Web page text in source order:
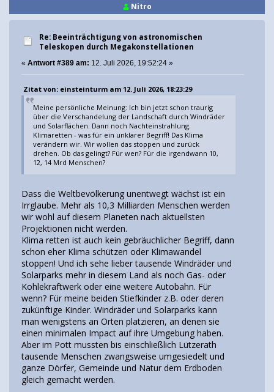
Nitro
Re: Beeinträchtigung von astronomischen
Teleskopen durch Megakonstellationen
« Antwort #389 am: 12. Juli 2026, 19:52:24 »
Zitat von: einsteinturm am 12. Juli 2026, 18:23:29
Meine persönliche Meinung: Ich bin jetzt schon traurig
über die Verschandelung der Landschaft durch Windräder
und Solarflächen. Dann noch Nachteinstrahlung.
Klimaretten - was für ein unklarer Begriff! Das Klima
verändern wir. Wir wollen das stoppen und zurück
drehen. Ob das gelingt? Für wen? Für die irgendwann 10,
12, 14 Mrd Menschen?
Dass die Weltbevölkerung unentwegt wächst ist ein
Irrglaube. Mehr als 10,3 Milliarden Menschen werden
wir wohl auf diesem Planeten nach aktuellsten
Projektionen nicht werden.
Klima retten ist auch kein gebräuchlicher Begriff, dann
schon eher Klima schützen oder Klimawandel
stoppen! Und ich sehe lieber tausende Windräder und
Solarparks mehr in diesem Land als noch Gas- oder
Kohlekraftwerk oder eine weitere Autobahn. Für
wenn? Für meine beiden Stiefkinder z.B. oder deren
zukünftige Kinder. Windräder und Solarparks kann
man wenigstens an Orten platzieren, an denen sie
einen minimalen Impact auf ihre Umgebung haben.
Aber im Pott mussten bis einschließlich Lützerath
tausende Menschen zwangsweise umgesiedelt und
ganze Dörfer, Gemeinde und Natur dem Erdboden
gleich gemacht werden.